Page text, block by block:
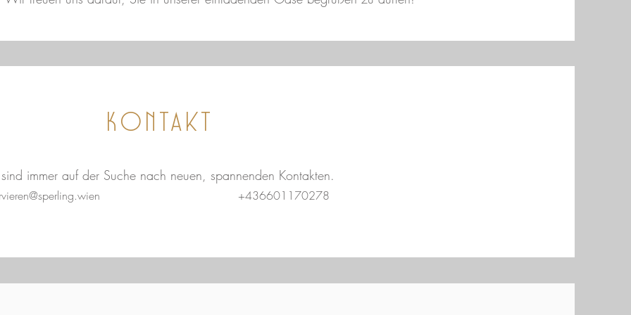
Kontakt
immer auf der Suche nach neuen, spannenden Kontakten.
+436601170278